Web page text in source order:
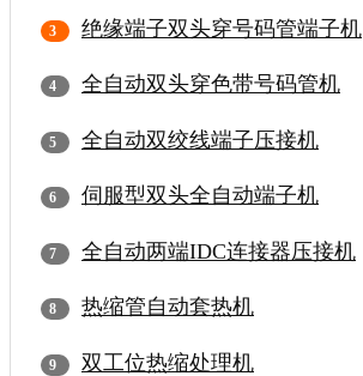
绝缘端子双头穿号码管端子机
全自动双头穿色带号码管机
全自动双绞线端子压接机
伺服型双头全自动端子机
全自动两端IDC连接器压接机
热缩管自动套热机
双工位热缩处理机